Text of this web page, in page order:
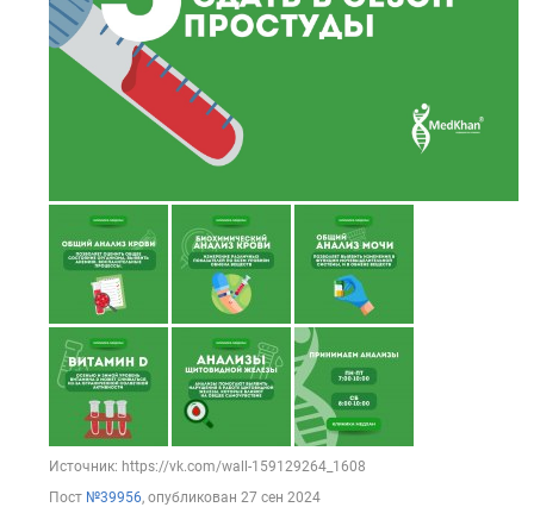
Источник: https://vk.com/wall-159129264_1608
Пост №39956, опубликован 27 сен 2024